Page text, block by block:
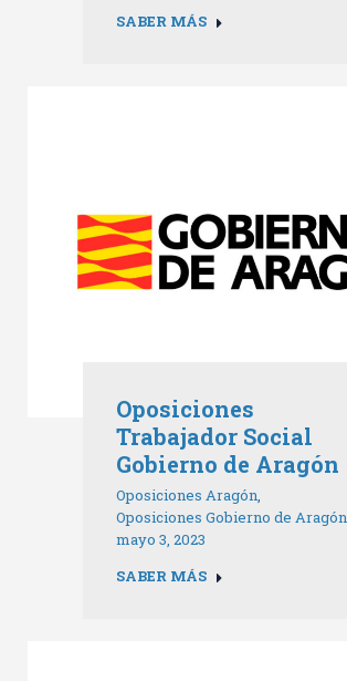
SABER MÁS
Oposiciones
Trabajador Social
Gobierno de Aragón
Oposiciones Aragón
Oposiciones Gobierno de Aragón
mayo 3, 2023
SABER MÁS